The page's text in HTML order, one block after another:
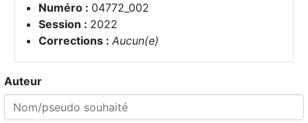
Numéro : 04772_002
Session : 2022
Corrections : Aucun(e)
Auteur